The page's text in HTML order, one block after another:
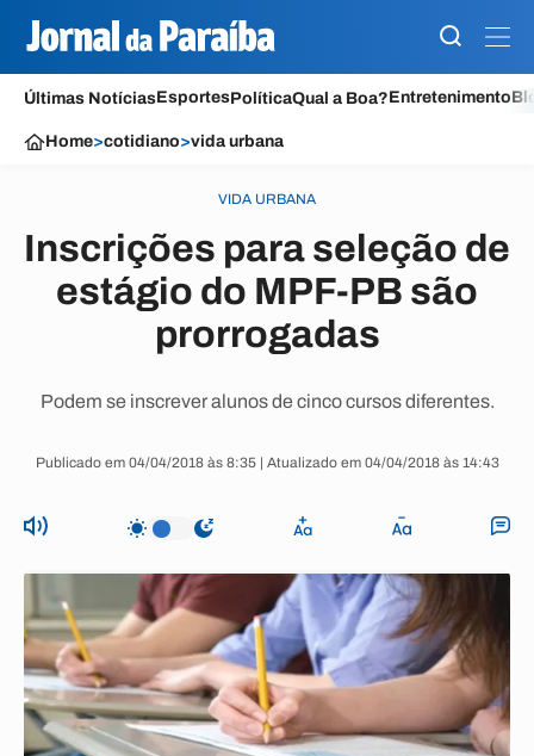
Últimas NotíciasEsportesPolíticaQual a Boa?Entretenimento
Home>cotidiano>vida urbana
VIDA URBANA
Inscrições para seleção de
estágio do MPF-PB são
prorrogadas
Podem se inscrever alunos de cinco cursos diferentes.
Publicado em 04/04/2018 às 8:35 | Atualizado em 04/04/2018 às 14:43